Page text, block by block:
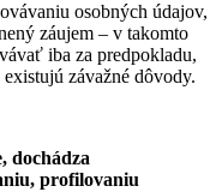
osobných údajov,
záujem – v takomto
iba za predpokladu,
závažné dôvody.
dochádza
profilovaniu